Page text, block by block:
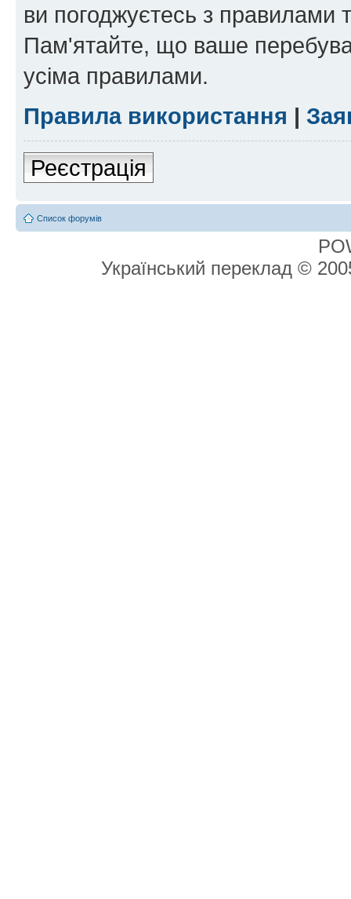
ви погоджуєтесь з правилами
Пам'ятайте, що ваше
усіма правилами.
Правила використання |
Реєстрація
Список форумів
Український переклад ©